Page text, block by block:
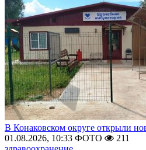
В Конаковском округе открыли
01.08.2026, 10:33 ФОТО
211